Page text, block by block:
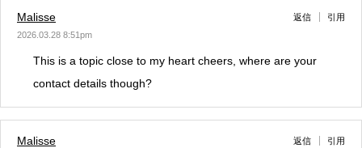
Malisse
2026.03.28 8:51pm
返信 引用
This is a topic close to my heart cheers, where are your
contact details though?
Malisse 返信 引用